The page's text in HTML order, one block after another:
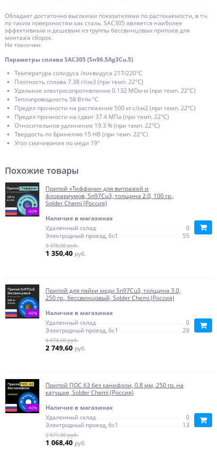
Обладает достаточно высокими показателями по растекаемости, в т.ч.
по таким поверхностям как сталь. SAC305 является наиболее
эффективным и дешевым из группы бессвинцовых припоев для
монтажа сборок.
Не токсичен.
Параметры сплава SAC305 (Sn96.5Ag3Cu.5)
Температура солидуса /ликвидуса 217/220°С
Плотность сплава 7.38 г/см3 (при темп. 22°С)
Удельное электросопротивление 0.132 МОм∙м (при темп. 22°С)
Теплопроводность 58 Вт/м∙°С
Предел прочности на растяжение 500 кг∙с/см2 (при темп. 22°С)
Предел прочности на сдвиг 37.4 МПа (при темп. 22°С)
Относительное удлинение 19.3 % (при темп. 22°С)
Твердость по Бринеллю 15 НВ (при темп. 22°С)
Угол смачивания по меди 19°
Похожие товары
-60%
Припой «Тиффани» для витражей и
флорариумов, Sn97Cu3, толщина 2.0, 100 гр.,
Solder Chemi (Россия)
Наличие в магазинах
Удаленный склад
0
Электродный проезд, 6с1
55
3 376,00 руб.
1 350,40 руб.
-60%
Припой для пайки меди Sn97Cu3, толщина 3.0,
250 гр., бессвинцовый, Solder Chemi (Россия)
Наличие в магазинах
Удаленный склад
0
Электродный проезд, 6с1
29
6 874,00 руб.
2 749,60 руб.
-60%
Припой ПОС 63 без канифоли, 0.8 мм, 250 гр. на
катушке, Solder Chemi (Россия)
Наличие в магазинах
Удаленный склад
0
Электродный проезд, 6с1
13
2 671,00 руб.
1 068,40 руб.